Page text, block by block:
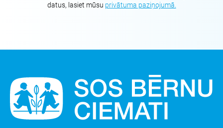
datus, lasiet mūsu privātuma paziņojumā.